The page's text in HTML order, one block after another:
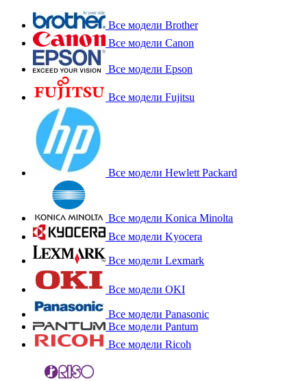
Все модели Brother
Все модели Canon
Все модели Epson
Все модели Fujitsu
Все модели Hewlett Packard
Все модели Konica Minolta
Все модели Kyocera
Все модели Lexmark
Все модели OKI
Все модели Panasonic
Все модели Pantum
Все модели Ricoh